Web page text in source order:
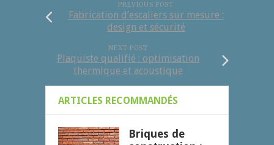
PREVIOUS POST
Fabrication d’escaliers sur mesure :
design et sécurité
NEXT POST
Plaquiste qualifié : optimisation
thermique et acoustique
ARTICLES RECOMMANDÉS
Briques de